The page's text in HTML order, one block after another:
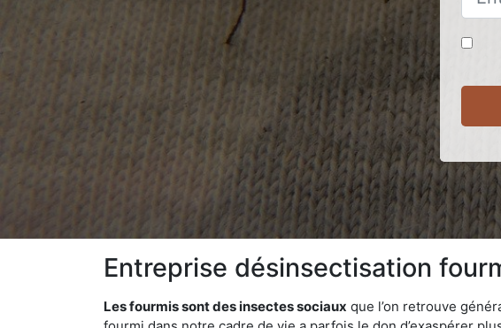
Entreprise désinsectisation
Les fourmis sont des insectes sociaux que l’on retrouve